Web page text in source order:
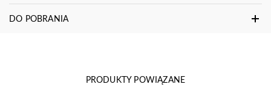
DO POBRANIA
PRODUKTY POWIĄZANE